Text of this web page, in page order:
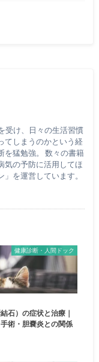
受け、日々の生活習慣
てしまうのかという経
を猛勉強。 数々の書籍
気の予防に活用してほ
を運営しています。
健康診断・人間ドック
石）の症状と治療｜
術・胆嚢炎との関係